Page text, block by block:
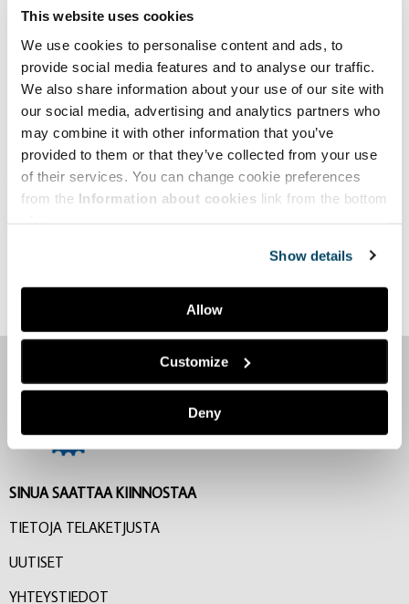
This website uses cookies
We use cookies to personalise content and ads, to
provide social media features and to analyse our traffic.
We also share information about your use of our site with
our social media, advertising and analytics partners who
may combine it with other information that you’ve
provided to them or that they’ve collected from your use
of their services. You can change cookie preferences
from the Information about cookies link from the bottom
Show details
Allow
Customize
Deny
Ajankohta:torstai 26.8.2021 klo 13.00–15.00
Sijainti:verkkotapahtuma (Teams)
Ilmoittautuminen:
Tilaisuus on maksuton ja avoin kaikille
tekstiilien kiertotaloudesta kiinnostuneille. Ilmoittaudu tiistaihin
24.8. klo 16 mennessä tästä linkistä.
Lisätietoja:
Satumaija Mäki
johtava asiantuntija, vastuullisuus & kiertotalous
Suomen Tekstiili & Muoti ry
Facebook LinkedIn
SINUA SAATTAA KIINNOSTAA
TIETOJA TELAKETJUSTA
UUTISET
YHTEYSTIEDOT